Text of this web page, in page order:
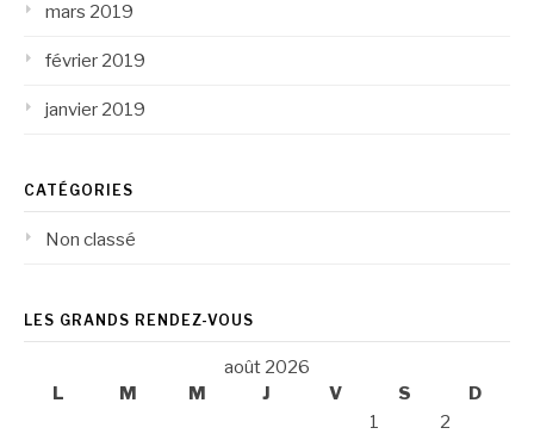
mars 2019
février 2019
janvier 2019
CATÉGORIES
Non classé
LES GRANDS RENDEZ-VOUS
août 2026
L
M M J V S
D
1
2